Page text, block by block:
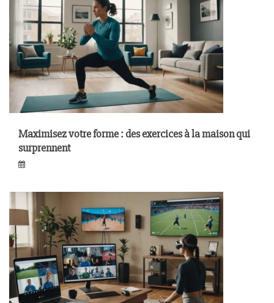
Maximisez votre forme : des exercices à la maison qui
surprennent